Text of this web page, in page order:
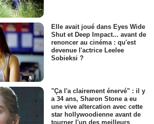
Elle avait joué dans Eyes Wide
Shut et Deep Impact... avant de
renoncer au cinéma : qu'est
devenue l'actrice Leelee
Sobieksi ?
"Ça l'a clairement énervé" : il y
a 34 ans, Sharon Stone a eu
une vive altercation avec cette
star hollywoodienne avant de
tourner l'un des meilleurs